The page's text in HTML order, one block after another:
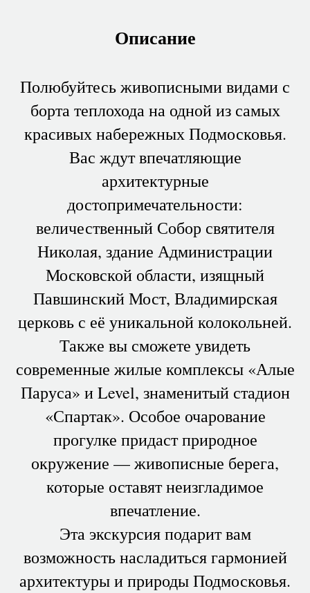
Описание
Полюбуйтесь живописными видами с
борта теплохода на одной из самых
красивых набережных Подмосковья.
Вас ждут впечатляющие
архитектурные
достопримечательности:
величественный Собор святителя
Николая, здание Администрации
Московской области, изящный
Павшинский Мост, Владимирская
церковь с её уникальной колокольней.
Также вы сможете увидеть
современные жилые комплексы «Алые
Паруса» и Level, знаменитый стадион
«Спартак». Особое очарование
прогулке придаст природное
окружение — живописные берега,
которые оставят неизгладимое
впечатление.
Эта экскурсия подарит вам
возможность насладиться гармонией
архитектуры и природы Подмосковья.